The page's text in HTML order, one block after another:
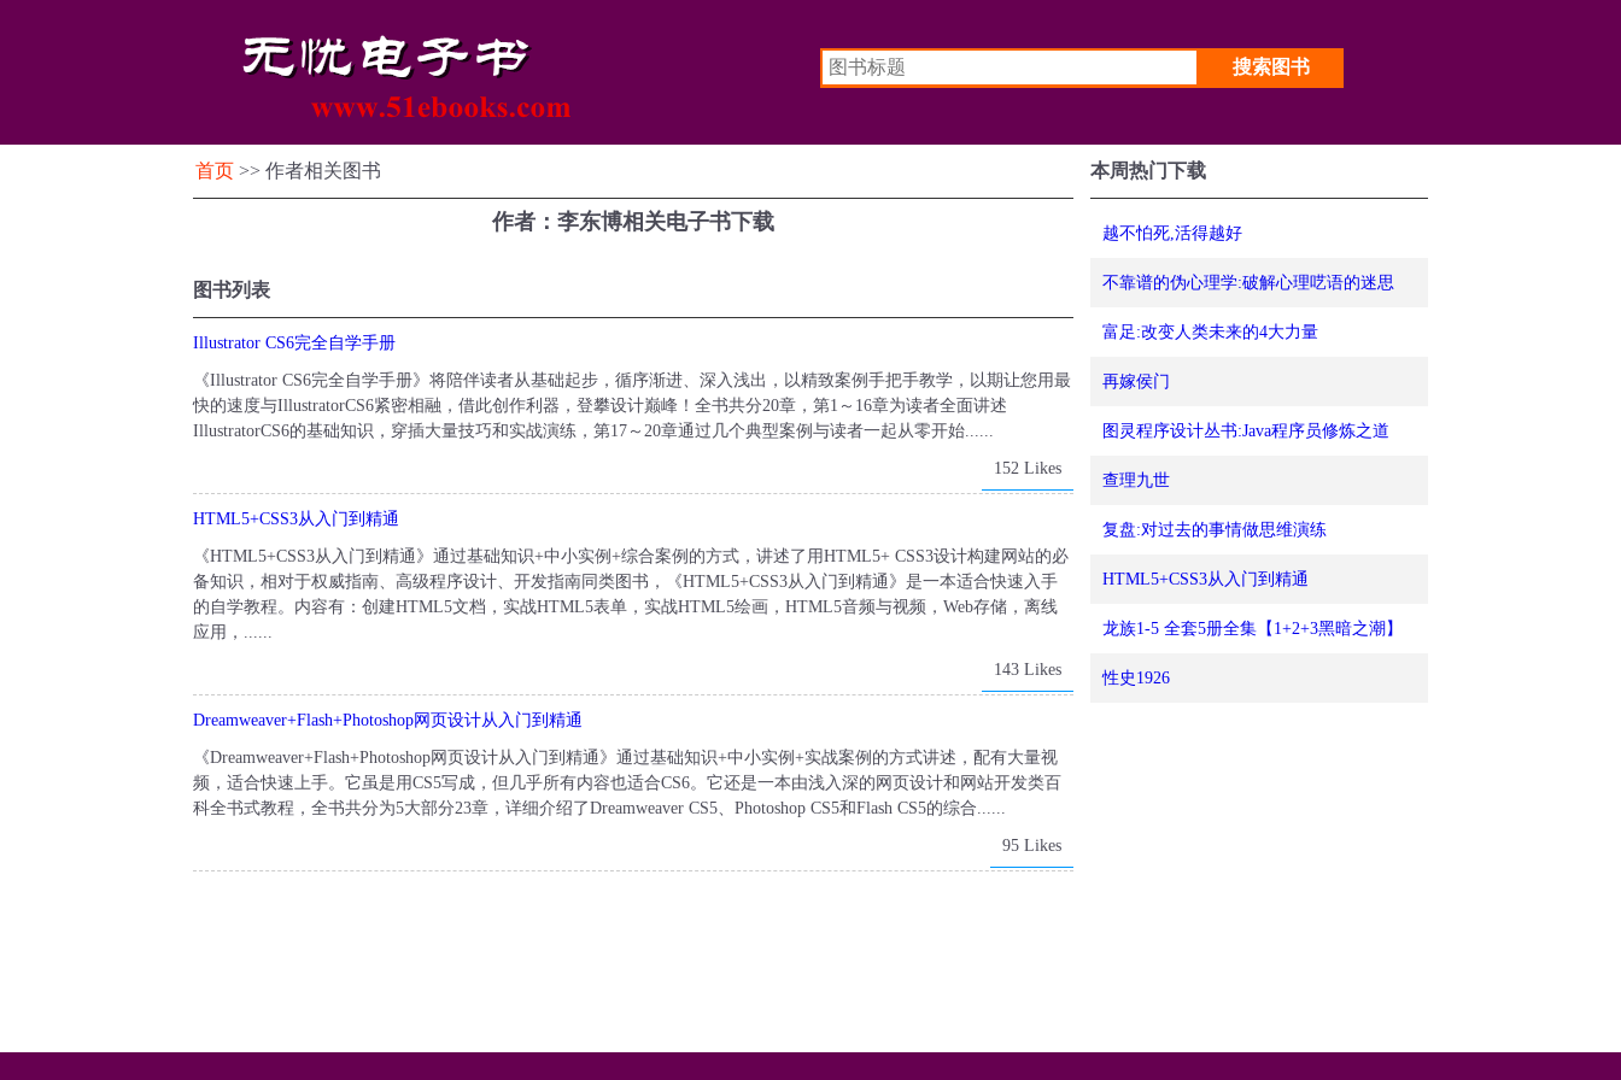
首页 >> 作者相关图书
作者：李东博相关电子书下载
图书列表
Illustrator CS6完全自学手册
《Illustrator CS6完全自学手册》将陪伴读者从基础起步，循序渐进、深入浅出，以精致案例手把手教学，以期让您用最
快的速度与IllustratorCS6紧密相融，借此创作利器，登攀设计巅峰！全书共分20章，第1～16章为读者全面讲述
IllustratorCS6的基础知识，穿插大量技巧和实战演练，第17～20章通过几个典型案例与读者一起从零开始......
152 Likes
HTML5+CSS3从入门到精通
《HTML5+CSS3从入门到精通》通过基础知识+中小实例+综合案例的方式，讲述了用HTML5+ CSS3设计构建网站的必
备知识，相对于权威指南、高级程序设计、开发指南同类图书，《HTML5+CSS3从入门到精通》是一本适合快速入手
的自学教程。内容有：创建HTML5文档，实战HTML5表单，实战HTML5绘画，HTML5音频与视频，Web存储，离线
应用，......
143 Likes
Dreamweaver+Flash+Photoshop网页设计从入门到精通
《Dreamweaver+Flash+Photoshop网页设计从入门到精通》通过基础知识+中小实例+实战案例的方式讲述，配有大量视
频，适合快速上手。它虽是用CS5写成，但几乎所有内容也适合CS6。它还是一本由浅入深的网页设计和网站开发类百
科全书式教程，全书共分为5大部分23章，详细介绍了Dreamweaver CS5、Photoshop CS5和Flash CS5的综合......
95 Likes
本周热门下载
越不怕死,活得越好
不靠谱的伪心理学:破解心理呓语的迷思
富足:改变人类未来的4大力量
再嫁侯门
图灵程序设计丛书:Java程序员修炼之道
查理九世
复盘:对过去的事情做思维演练
HTML5+CSS3从入门到精通
龙族1-5 全套5册全集【1+2+3黑暗之潮】
性史1926